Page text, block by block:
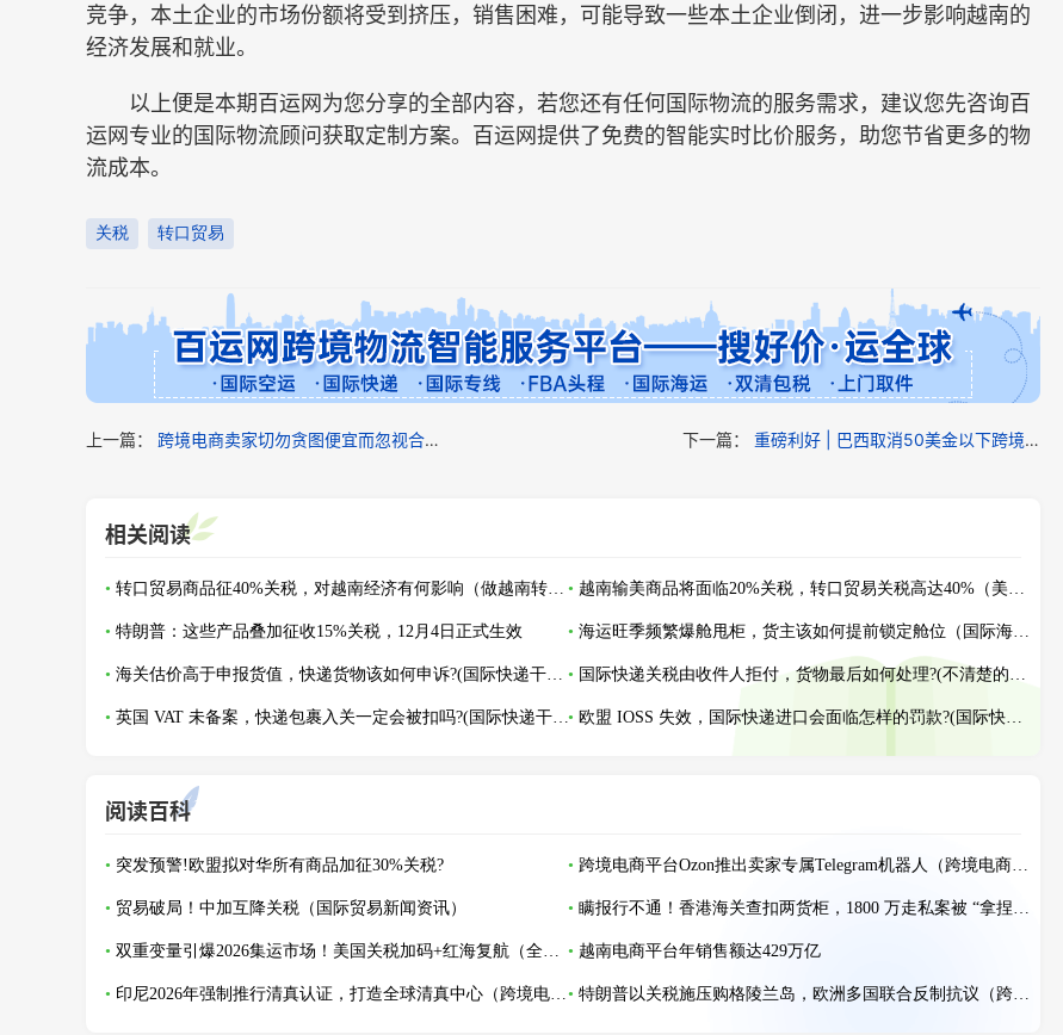
竞争，本土企业的市场份额将受到挤压，销售困难，可能导致一些本土企业倒闭，进一步影响越南的
经济发展和就业。
以上便是本期百运网为您分享的全部内容，若您还有任何国际物流的服务需求，建议您先咨询百
运网专业的国际物流顾问获取定制方案。百运网提供了免费的智能实时比价服务，助您节省更多的物
流成本。
关税 转口贸易
上一篇： 跨境电商卖家切勿贪图便宜而忽视合规性（已经产品被退回国） 下一篇： 重磅利好 | 巴西取消50美金以下跨境包裹关税！
相关阅读
特朗普：这些产品叠加征收15%关税，12月4日正式生效
英国 VAT 未备案，快递包裹入关一定会被扣吗?(国际快递干货知识分享)
阅读百科
突发预警!欧盟拟对华所有商品加征30%关税?
贸易破局！中加互降关税（国际贸易新闻资讯）
越南电商平台年销售额达429万亿